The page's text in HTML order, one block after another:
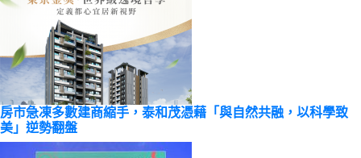
房市急凍多數建商縮手，泰和茂憑藉「與自然共融，以科學致
美」逆勢翻盤